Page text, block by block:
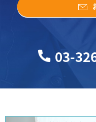
03-